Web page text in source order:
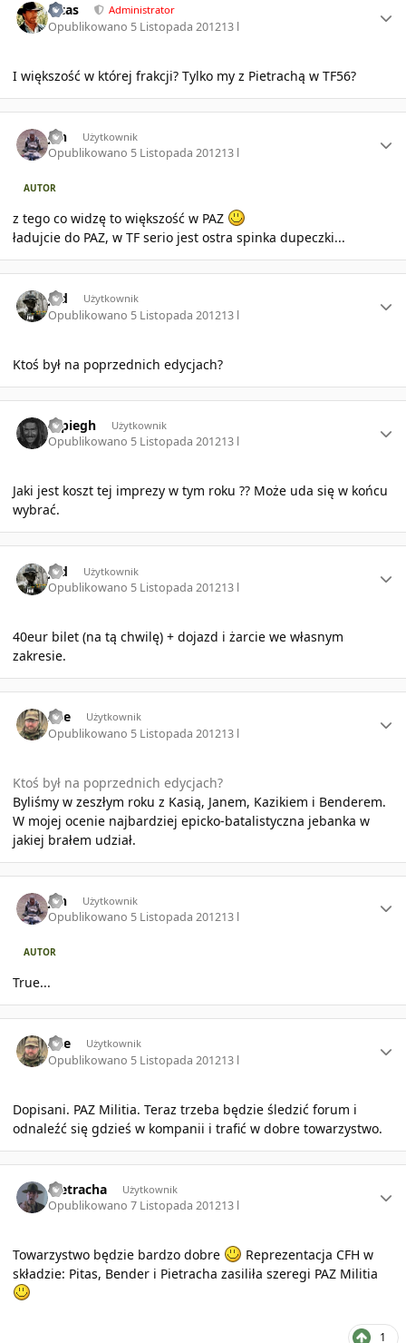
Pitas Administrator
Opublikowano 5 Listopada 201213 l
I większość w której frakcji? Tylko my z Pietrachą w TF56?
jan Użytkownik
Opublikowano 5 Listopada 201213 l
AUTOR
z tego co widzę to większość w PAZ
ładujcie do PAZ, w TF serio jest ostra spinka dupeczki...
Jed Użytkownik
Opublikowano 5 Listopada 201213 l
Ktoś był na poprzednich edycjach?
szpiegh Użytkownik
Opublikowano 5 Listopada 201213 l
Jaki jest koszt tej imprezy w tym roku ?? Może uda się w końcu
wybrać.
Jed Użytkownik
Opublikowano 5 Listopada 201213 l
40eur bilet (na tą chwilę) + dojazd i żarcie we własnym
zakresie.
Ace Użytkownik
Opublikowano 5 Listopada 201213 l
Ktoś był na poprzednich edycjach?
Byliśmy w zeszłym roku z Kasią, Janem, Kazikiem i Benderem.
W mojej ocenie najbardziej epicko-batalistyczna jebanka w
jakiej brałem udział.
jan Użytkownik
Opublikowano 5 Listopada 201213 l
AUTOR
True...
Ace Użytkownik
Opublikowano 5 Listopada 201213 l
Dopisani. PAZ Militia. Teraz trzeba będzie śledzić forum i
odnaleźć się gdzieś w kompanii i trafić w dobre towarzystwo.
Pietracha Użytkownik
Opublikowano7 Listopada 201213 l
Towarzystwo będzie bardzo dobre
Reprezentacja CFH w
składzie: Pitas, Bender i Pietracha zasiliła szeregi PAZ Militia
1